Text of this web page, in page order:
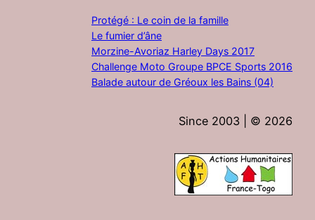
Protégé : Le coin de la famille
Le fumier d’âne
Morzine-Avoriaz Harley Days 2017
Challenge Moto Groupe BPCE Sports 2016
Balade autour de Gréoux les Bains (04)
Since 2003 | © 2026